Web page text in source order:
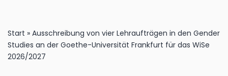
Start » Ausschreibung von vier Lehraufträgen in den Gender
Studies an der Goethe-Universität Frankfurt für das WiSe
2026/2027